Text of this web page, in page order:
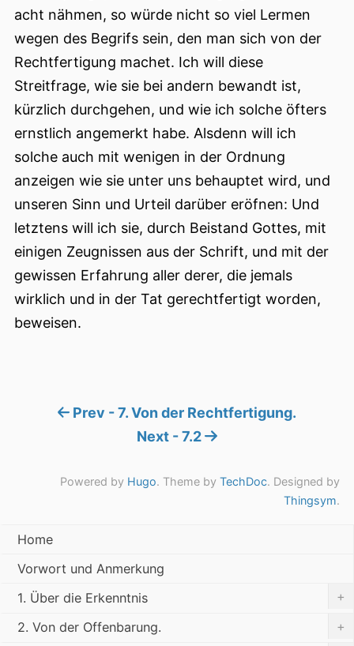
acht nähmen, so würde nicht so viel Lermen
wegen des Begrifs sein, den man sich von der
Rechtfertigung machet. Ich will diese
Streitfrage, wie sie bei andern bewandt ist,
kürzlich durchgehen, und wie ich solche öfters
ernstlich angemerkt habe. Alsdenn will ich
solche auch mit wenigen in der Ordnung
anzeigen wie sie unter uns behauptet wird, und
unseren Sinn und Urteil darüber eröfnen: Und
letztens will ich sie, durch Beistand Gottes, mit
einigen Zeugnissen aus der Schrift, und mit der
gewissen Erfahrung aller derer, die jemals
wirklich und in der Tat gerechtfertigt worden,
beweisen.
Prev - 7. Von der Rechtfertigung.
Next - 7.2
Powered by Hugo. Theme by TechDoc. Designed by
Thingsym.
Home
Vorwort und Anmerkung
1. Über die Erkenntnis
+
2. Von der Offenbarung.
+